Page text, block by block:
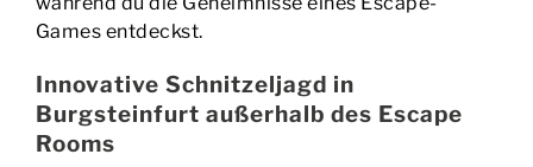
Innovative Schnitzeljagd in
Burgsteinfurt außerhalb des Escape
Rooms